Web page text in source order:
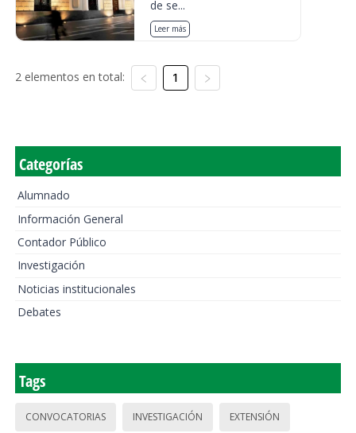
de se...
Leer más
2 elementos en total: 1
Categorías
Alumnado
Información General
Contador Público
Investigación
Noticias institucionales
Debates
Tags
CONVOCATORIAS INVESTIGACIÓN EXTENSIÓN